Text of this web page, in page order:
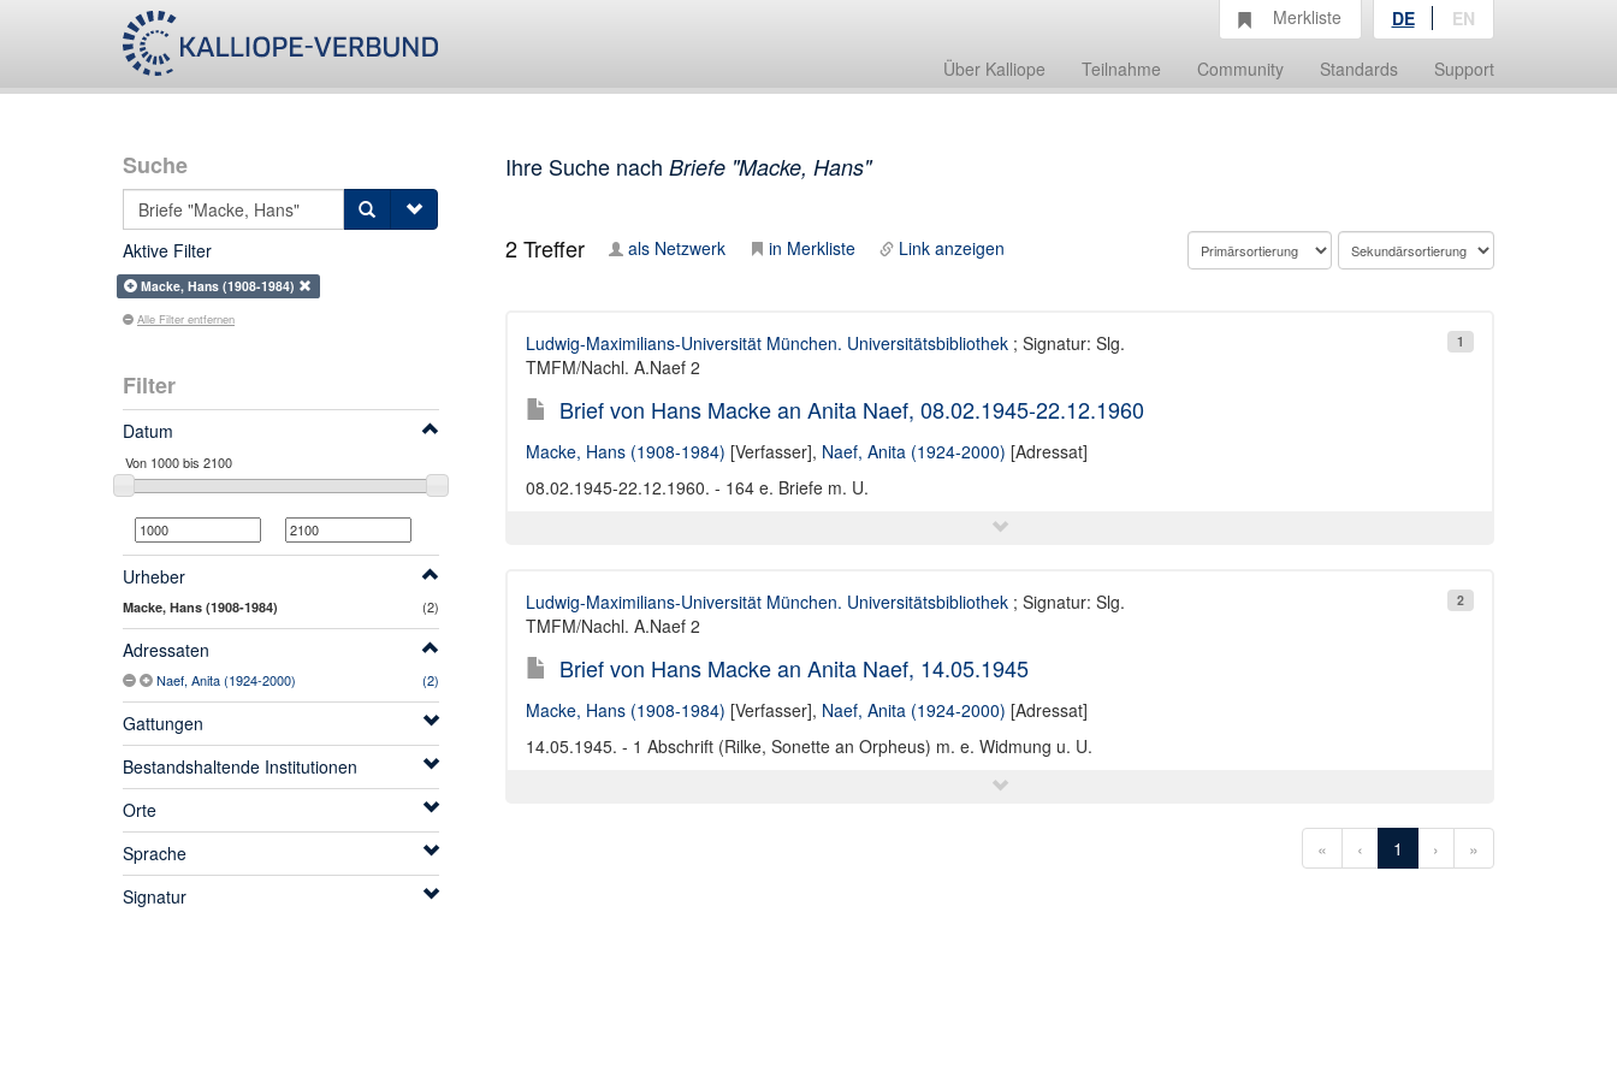
Über Kalliope Teilnahme Community Standards Support
Merkliste DE EN
Suche
Aktive Filter
Macke, Hans (1908-1984)
Alle Filter entfernen
Filter
Datum
Urheber
Macke, Hans (1908-1984) (2)
Adressaten
Naef, Anita (1924-2000) (2)
Gattungen
Bestandshaltende Institutionen
Orte
Sprache
Signatur
Ihre Suche nach Briefe "Macke, Hans"
2Treffer als Netzwerk in Merkliste Link anzeigen
1
Ludwig-Maximilians-Universität München. Universitätsbibliothek; Signatur: Slg.
TMFM/Nachl. A.Naef 2
Brief von Hans Macke an Anita Naef, 08.02.1945-22.12.1960
Macke, Hans (1908-1984) [Verfasser], Naef, Anita (1924-2000) [Adressat]
08.02.1945-22.12.1960. - 164 e. Briefe m. U.
2
Ludwig-Maximilians-Universität München. Universitätsbibliothek; Signatur: Slg.
TMFM/Nachl. A.Naef 2
Brief von Hans Macke an Anita Naef, 14.05.1945
Macke, Hans (1908-1984) [Verfasser], Naef, Anita (1924-2000) [Adressat]
14.05.1945. - 1 Abschrift (Rilke, Sonette an Orpheus) m. e. Widmung u. U.
« ‹ 1 › »